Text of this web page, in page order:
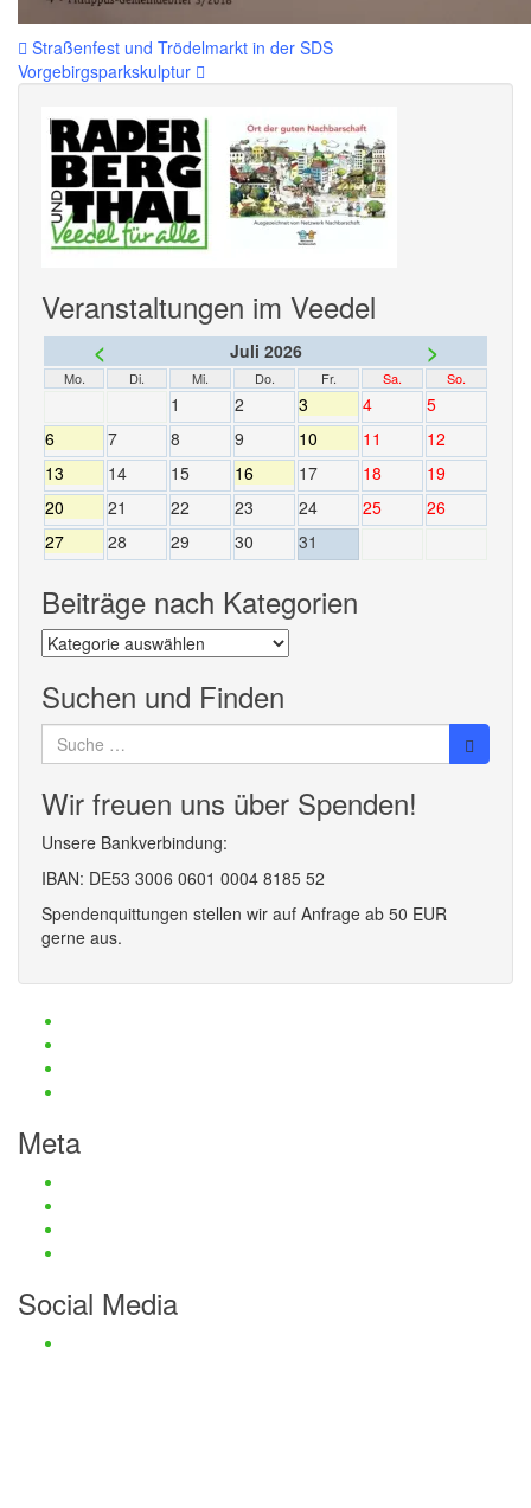
Beitragsnavigation
Straßenfest und Trödelmarkt in der SDS
Vorgebirgsparkskulptur
Veranstaltungen im Veedel
< Juli 2026 >
Mo. Di. Mi. Do. Fr. Sa. So.
1 2 3 4
5
6
7 8 9 10 11
12
13
14 15 16 17 18
19
20
21 22 23 24 25
26
27
28 29 30 31
Beiträge nach Kategorien
Beiträge
nach
Kategorien
Suchen und Finden
Suche
nach:
Wir freuen uns über Spenden!
Unsere Bankverbindung:
IBAN: DE53 3006 0601 0004 8185 52
Spendenquittungen stellen wir auf Anfrage ab 50 EUR
gerne aus.
Meta
Social Media